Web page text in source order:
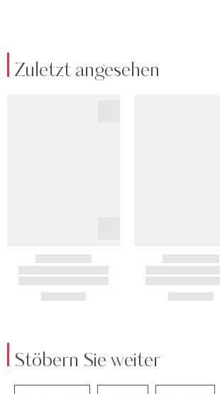
Zuletzt angesehen
Stöbern Sie weiter